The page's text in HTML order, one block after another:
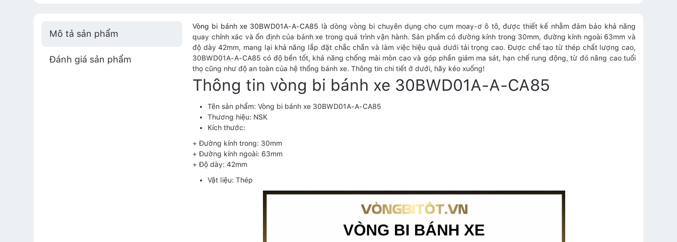
Mô tả sản phẩm
Đánh giá sản phẩm
Vòng bi bánh xe 30BWD01A-A-CA85 là dòng vòng bi chuyên dụng cho cụm moay-ơ ô tô, được thiết kế nhằm đảm bảo khả năng
quay chính xác và ổn định của bánh xe trong quá trình vận hành. Sản phẩm có đường kính trong 30mm, đường kính ngoài 63mm và
độ dày 42mm, mang lại khả năng lắp đặt chắc chắn và làm việc hiệu quả dưới tải trọng cao. Được chế tạo từ thép chất lượng cao,
30BWD01A-A-CA85 có độ bền tốt, khả năng chống mài mòn cao và góp phần giảm ma sát, hạn chế rung động, từ đó nâng cao tuổi
thọ cũng như độ an toàn của hệ thống bánh xe. Thông tin chi tiết ở dưới, hãy kéo xuống!
Thông tin vòng bi bánh xe 30BWD01A-A-CA85
Tên sản phẩm: Vòng bi bánh xe 30BWD01A-A-CA85
Thương hiệu: NSK
Kích thước:
+ Đường kính trong: 30mm
+ Đường kính ngoài: 63mm
+ Độ dày: 42mm
Vật liệu: Thép